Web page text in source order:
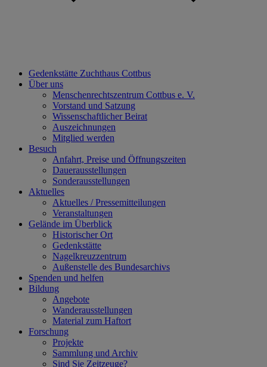
Gedenkstätte Zuchthaus Cottbus
Über uns
Menschenrechtszentrum Cottbus e. V.
Vorstand und Satzung
Wissenschaftlicher Beirat
Auszeichnungen
Mitglied werden
Besuch
Anfahrt, Preise und Öffnungszeiten
Dauerausstellungen
Sonderausstellungen
Aktuelles
Aktuelles / Pressemitteilungen
Veranstaltungen
Gelände im Überblick
Historischer Ort
Gedenkstätte
Nagelkreuzzentrum
Außenstelle des Bundesarchivs
Spenden und helfen
Bildung
Angebote
Wanderausstellungen
Material zum Haftort
Forschung
Projekte
Sammlung und Archiv
Sind Sie Zeitzeuge?